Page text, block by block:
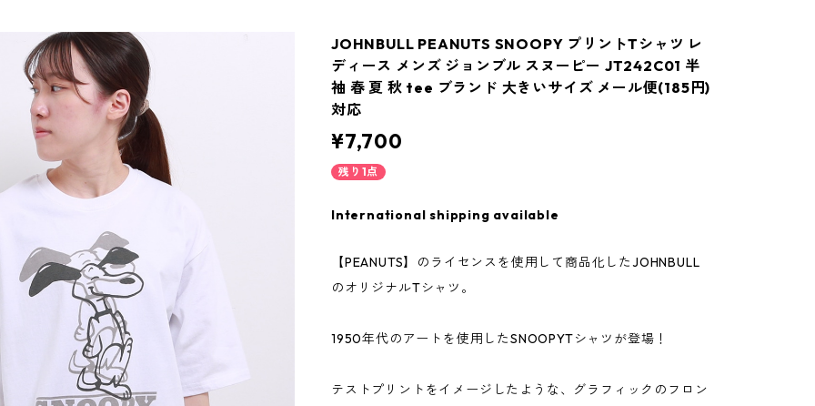
JOHNBULL PEANUTS SNOOPY プリントTシャツ レ
ディース メンズ ジョンブル スヌーピー JT242C01 半
袖 春 夏 秋 tee ブランド 大きいサイズ メール便(185円)
対応
¥7,700
残り1点
International shipping available
【PEANUTS】のライセンスを使用して商品化したJOHNBULL
のオリジナルTシャツ。
1950年代のアートを使用したSNOOPYTシャツが登場！
テストプリントをイメージしたような、グラフィックのフロン